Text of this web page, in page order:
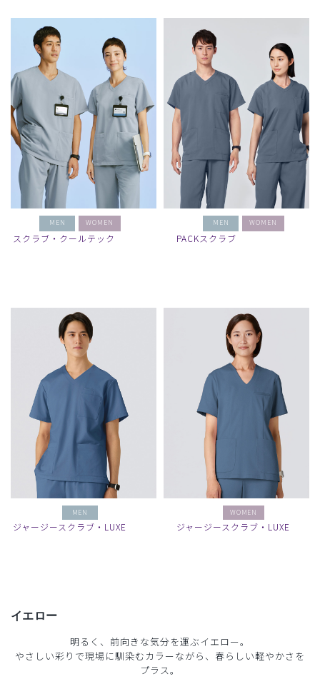
MEN WOMEN
スクラブ・クールテック
MEN WOMEN
PACKスクラブ
MEN
ジャージースクラブ・LUXE
WOMEN
ジャージースクラブ・LUXE
イエロー
明るく、前向きな気分を運ぶイエロー。
やさしい彩りで現場に馴染むカラーながら、春らしい軽やかさを
プラス。